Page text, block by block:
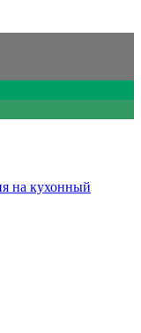
на кухонный